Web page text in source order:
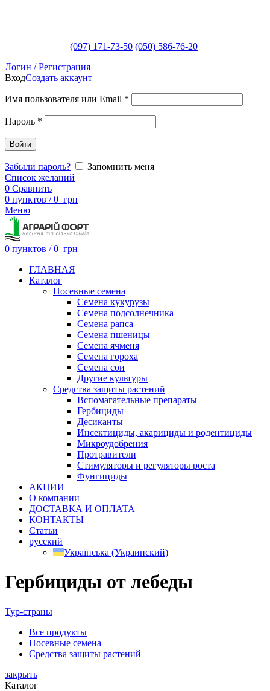
(097) 171-73-50 (050) 586-76-20
Логин / Регистрация
ВходСоздать аккаунт
Имя пользователя или Email *
Пароль *
Войти
Забыли пароль?
Запомнить меня
Список желаний
0 Сравнить
0 пунктов / 0 грн
Меню
0 пунктов / 0 грн
ГЛАВНАЯ
Каталог
Посевные семена
Семена кукурузы
Семена подсолнечника
Семена рапса
Семена пшеницы
Семена ячменя
Семена гороха
Семена сои
Другие культуры
Средства защиты растений
Вспомагательные препараты
Гербициды
Десиканты
Инсектициды, акарициды и родентициды
Микроудобрения
Протравители
Стимуляторы и регуляторы роста
Фунгициды
АКЦИИ
О компании
ДОСТАВКА И ОПЛАТА
КОНТАКТЫ
Статьи
русский
Українська (Украинский)
Гербициды от лебеды
Тур-страны
Все продукты
Посевные семена
Средства защиты растений
закрыть
Каталог